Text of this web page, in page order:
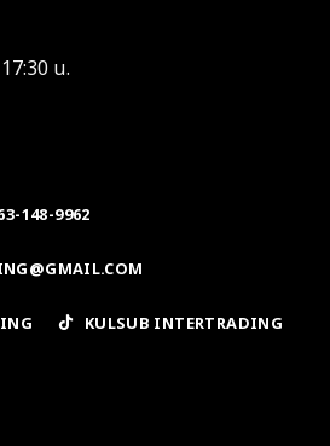
น.
148-9962
KULSUB INTERTRADING